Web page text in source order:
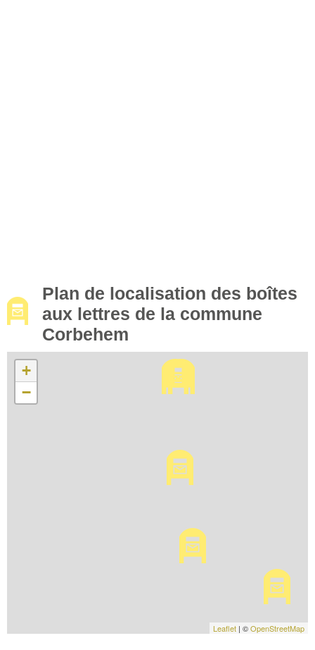
Plan de localisation des boîtes
aux lettres de la commune
Corbehem
+
−
Leaflet | ©OpenStreetMap